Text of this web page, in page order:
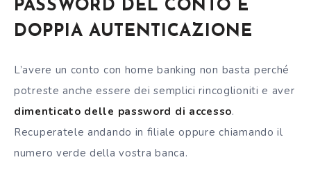
PASSWORD DEL CONTO E
DOPPIA AUTENTICAZIONE
L’avere un conto con home banking non basta perché
potreste anche essere dei semplici rincoglioniti e aver
dimenticato delle password di accesso.
Recuperatele andando in filiale oppure chiamando il
numero verde della vostra banca.